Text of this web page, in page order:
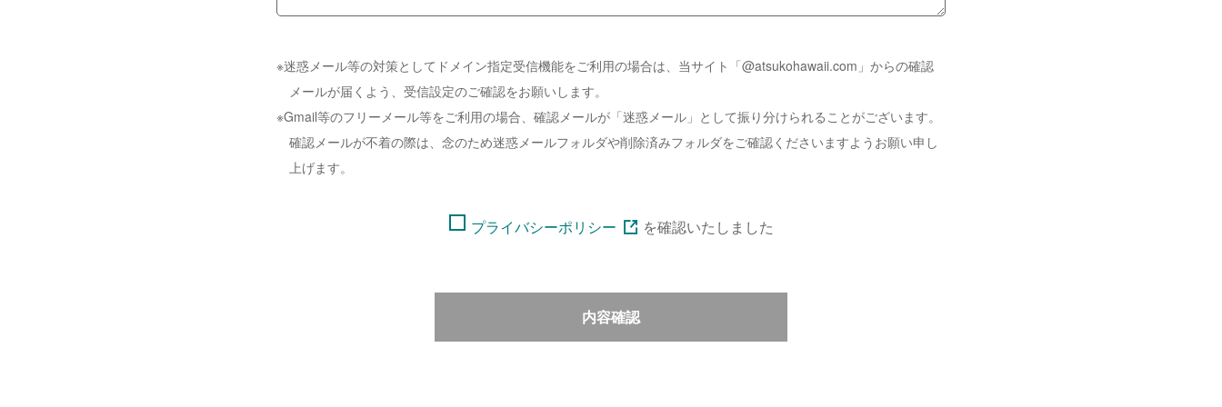
※迷惑メール等の対策としてドメイン指定受信機能をご利用の場合は、当サイト「@atsukohawaii.com」からの確認
メールが届くよう、受信設定のご確認をお願いします。
※Gmail等のフリーメール等をご利用の場合、確認メールが「迷惑メール」として振り分けられることがございます。
確認メールが不着の際は、念のため迷惑メールフォルダや削除済みフォルダをご確認くださいますようお願い申し
上げます。
プライバシーポリシー を確認いたしました
内容確認